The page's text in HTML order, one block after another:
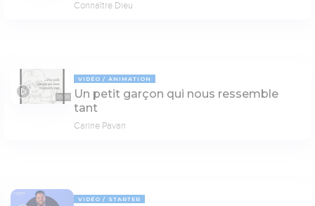
Connaître Dieu
05:36
VIDÉO ANIMATION
Un petit garçon qui nous ressemble
tant
Carine Pavan
VIDÉO STARTER